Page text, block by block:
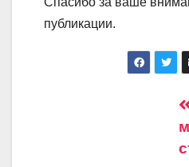
публикации.
Навигация